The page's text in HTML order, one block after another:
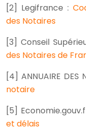
[2] Legifrance :
des Notaires
[3] Conseil
des Notaires de
[4] ANNUAIRE DES
notaire
[5]
et délais